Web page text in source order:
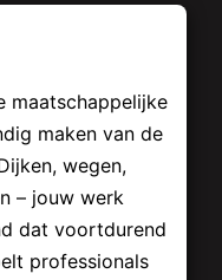
maatschappelijke
maken van de
wegen,
– jouw werk
dat voortdurend
professionals